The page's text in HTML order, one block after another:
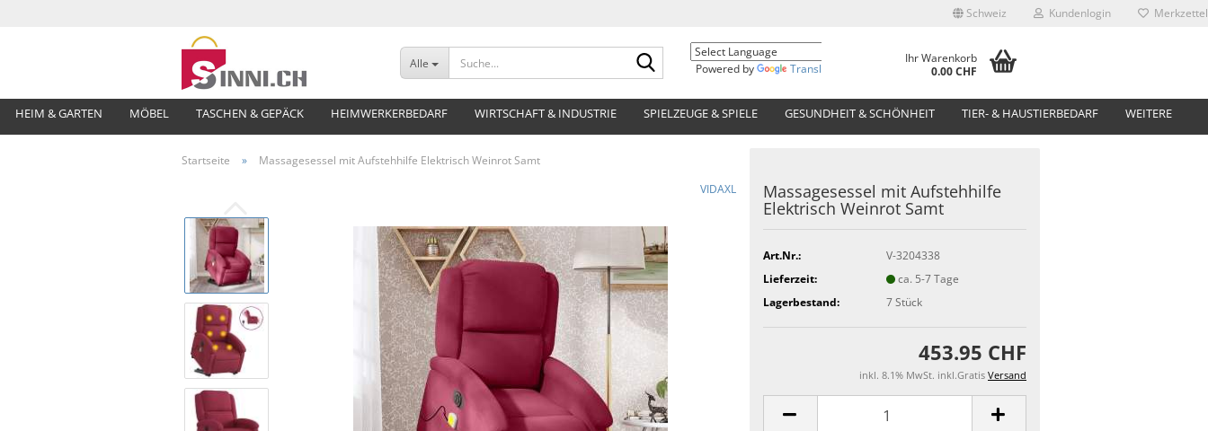
Schweiz Kundenlogin Merkzettel
Alle
Suche...
Powered by
Translate
Ihr Warenkorb
0.00 CHF
HEIM & GARTEN MÖBEL TASCHEN & GEPÄCK HEIMWERKERBEDARF WIRTSCHAFT & INDUSTRIE SPIELZEUGE & SPIELE GESUNDHEIT & SCHÖNHEIT TIER- & HAUSTIERBEDARF WEITERE
Startseite »
Massagesessel mit Aufstehhilfe Elektrisch Weinrot Samt
VIDAXL
Massagesessel mit Aufstehhilfe
Elektrisch Weinrot Samt
Art.Nr.:
V-3204338
Lieferzeit:
ca. 5-7 Tage
Lagerbestand:
7Stück
453.95 CHF
inkl. 8.1% MwSt. inkl.Gratis Versand